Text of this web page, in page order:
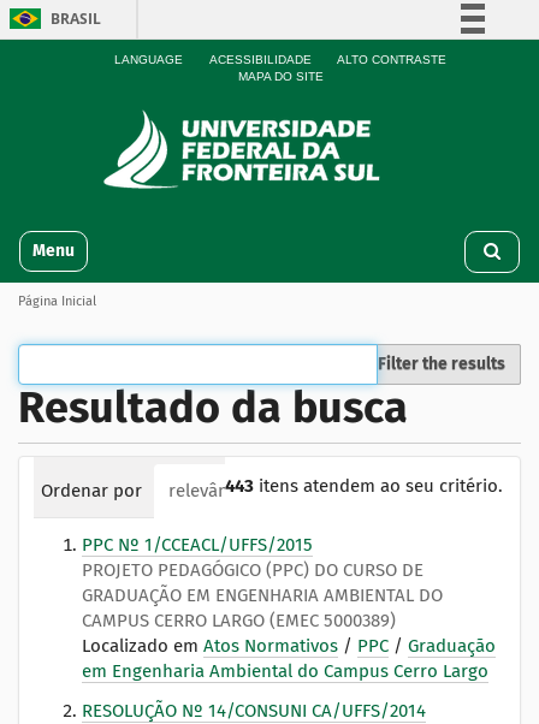
BRASIL
Simplifique!
Participe
Acesso à informação
LANGUAGE ACESSIBILIDADE
ALTO CONTRASTE
MAPA DO SITE
v
Toggle navigation
Página Inicial
Filter the results
Resultado da busca
443 itens atendem ao seu critério.
Ordenar por relevância data (mais recente primeiro)
PPC Nº 1/CCEACL/UFFS/2015
PROJETO PEDAGÓGICO (PPC) DO CURSO DE
GRADUAÇÃO EM ENGENHARIA AMBIENTAL DO
CAMPUS CERRO LARGO (EMEC 5000389)
Localizado em Atos Normativos / PPC / Graduação
em Engenharia Ambiental do Campus Cerro Largo
RESOLUÇÃO Nº 14/CONSUNI CA/UFFS/2014